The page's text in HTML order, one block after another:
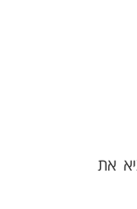
את